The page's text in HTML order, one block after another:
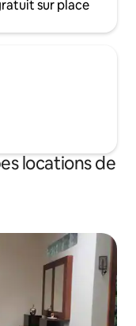
sur place
locations de